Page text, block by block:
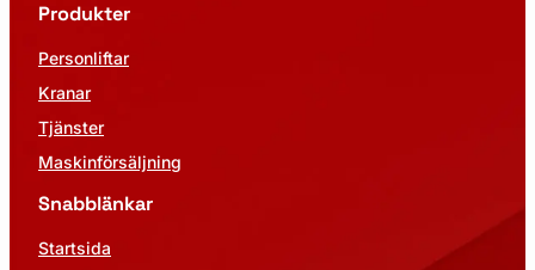
Produkter
Personliftar
Kranar
Tjänster
Maskinförsäljning
Snabblänkar
Startsida